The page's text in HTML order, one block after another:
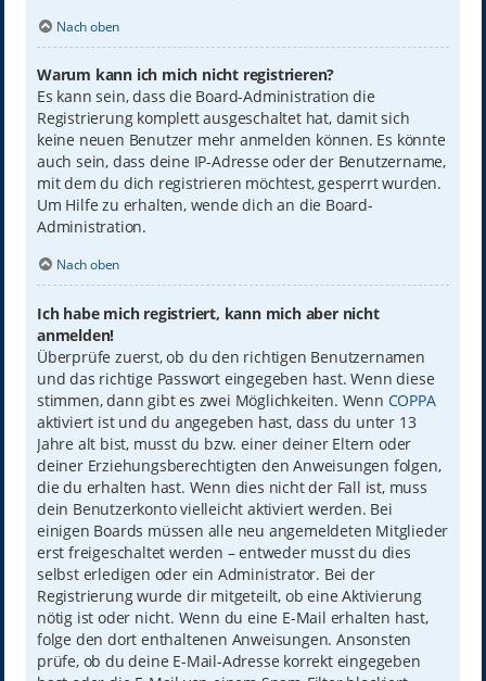
Nach oben
Warum kann ich mich nicht registrieren?
Es kann sein, dass die Board-Administration die
Registrierung komplett ausgeschaltet hat, damit sich
keine neuen Benutzer mehr anmelden können. Es könnte
auch sein, dass deine IP-Adresse oder der Benutzername,
mit dem du dich registrieren möchtest, gesperrt wurden.
Um Hilfe zu erhalten, wende dich an die Board-
Administration.
Nach oben
Ich habe mich registriert, kann mich aber nicht
anmelden!
Überprüfe zuerst, ob du den richtigen Benutzernamen
und das richtige Passwort eingegeben hast. Wenn diese
stimmen, dann gibt es zwei Möglichkeiten. Wenn COPPA
aktiviert ist und du angegeben hast, dass du unter 13
Jahre alt bist, musst du bzw. einer deiner Eltern oder
deiner Erziehungsberechtigten den Anweisungen folgen,
die du erhalten hast. Wenn dies nicht der Fall ist, muss
dein Benutzerkonto vielleicht aktiviert werden. Bei
einigen Boards müssen alle neu angemeldeten Mitglieder
erst freigeschaltet werden – entweder musst du dies
selbst erledigen oder ein Administrator. Bei der
Registrierung wurde dir mitgeteilt, ob eine Aktivierung
nötig ist oder nicht. Wenn du eine E-Mail erhalten hast,
folge den dort enthaltenen Anweisungen. Ansonsten
prüfe, ob du deine E-Mail-Adresse korrekt eingegeben